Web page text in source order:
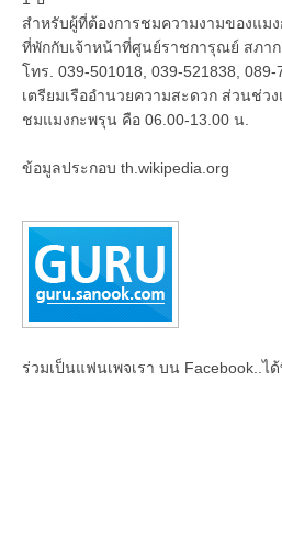
สำหรับผู้ที่ต้องการชมความงามของแม
ที่พักกับเจ้าหน้าที่ศูนย์ราชการุณย์ สภา
โทร. 039-501018, 039-521838, 089-
เตรียมเรืออำนวยความสะดวก ส่วนช่วง
ชมแมงกะพรุน คือ 06.00-13.00 น.
ข้อมูลประกอบ th.wikipedia.org
ร่วมเป็นแฟนเพจเรา บน Facebook..ไ